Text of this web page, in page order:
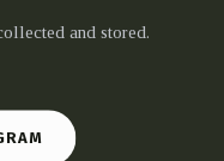
and stored.